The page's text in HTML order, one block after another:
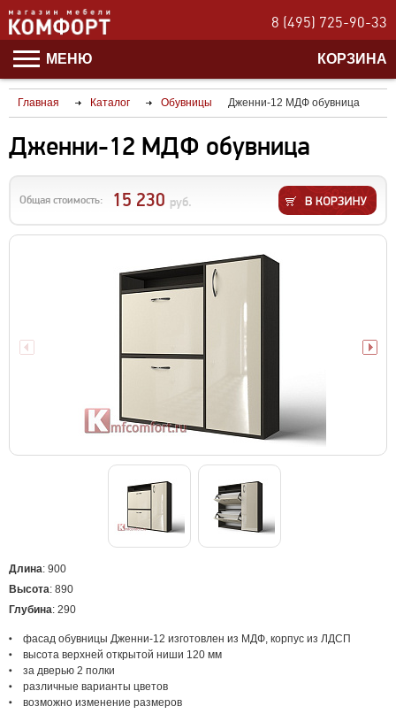
8 (495) 725-90-33
МЕНЮ КОРЗИНА
Главная Каталог Обувницы Дженни-12 МДФ обувница
Дженни-12 МДФ обувница
Общая стоимость: 15 230 руб.
Длина: 900
Высота: 890
Глубина: 290
фасад обувницы Дженни-12 изготовлен из МДФ, корпус из ЛДСП
высота верхней открытой ниши 120 мм
за дверью 2 полки
различные варианты цветов
возможно изменение размеров